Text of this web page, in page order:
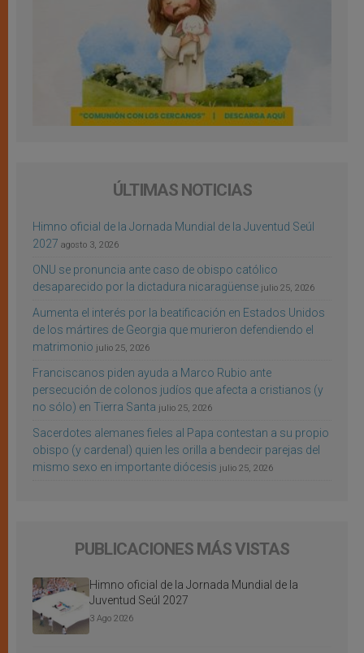
ÚLTIMAS NOTICIAS
Himno oficial de la Jornada Mundial de la Juventud Seúl
2027 agosto 3, 2026
ONU se pronuncia ante caso de obispo católico
desaparecido por la dictadura nicaragüense julio 25, 2026
Aumenta el interés por la beatificación en Estados Unidos
de los mártires de Georgia que murieron defendiendo el
matrimonio julio 25, 2026
Franciscanos piden ayuda a Marco Rubio ante
persecución de colonos judíos que afecta a cristianos (y
no sólo) en Tierra Santa julio 25, 2026
Sacerdotes alemanes fieles al Papa contestan a su propio
obispo (y cardenal) quien les orilla a bendecir parejas del
mismo sexo en importante diócesis julio 25, 2026
PUBLICACIONES MÁS VISTAS
Himno oficial de la Jornada Mundial de la
Juventud Seúl 2027
3 Ago 2026